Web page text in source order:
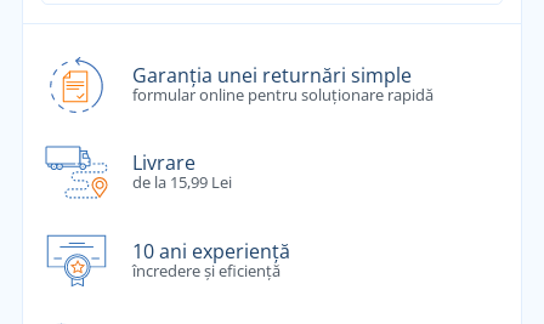
Garanția unei returnări simple
formular online pentru soluționare rapidă
Livrare
de la 15,99 Lei
10 ani experiență
încredere și eficiență